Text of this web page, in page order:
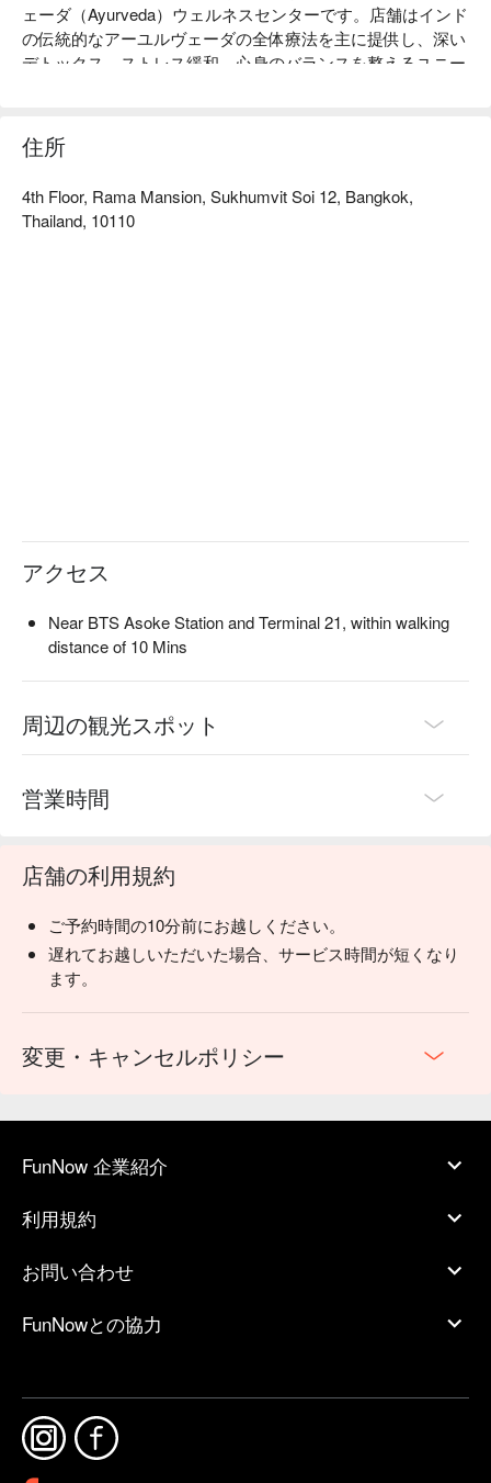
ェーダ（Ayurveda）ウェルネスセンターです。店舗はインド
の伝統的なアーユルヴェーダの全体療法を主に提供し、深い
デトックス、ストレス緩和、心身のバランスを整えるユニー
スヴァルナヴェーダ・ウェルネスの評価：Google 4.3星の高
評価。
館内の環境デザインは異国情緒にあふれ、温かみのあるアー
ストーンの色合いと天然素材を基に、静かで神聖な癒しの空
徒歩約7分でアクセスできます。
約、スヴァルナヴェーダ・ウェルネス（スクンビット12）の
価格、スヴァルナヴェーダ・ウェルネス（スクンビット12）
住所
4th Floor, Rama Mansion, Sukhumvit Soi 12, Bangkok,
Thailand, 10110
アクセス
Near BTS Asoke Station and Terminal 21, within walking
distance of 10 Mins
周辺の観光スポット
営業時間
店舗の利用規約
ご予約時間の10分前にお越しください。
遅れてお越しいただいた場合、サービス時間が短くなり
ます。
変更・キャンセルポリシー
FunNow 企業紹介
利用規約
お問い合わせ
FunNowとの協力